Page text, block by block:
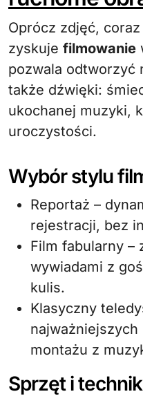
Oprócz zdjęć,
zyskuje filmowanie
pozwala odtworzyć
także dźwięki:
ukochanej muzyki,
uroczystości.
Wybór stylu
Reportaż –
rejestracji, bez
Film fabularny –
wywiadami z
kulis.
Klasyczny
montażu z
Sprzęt i